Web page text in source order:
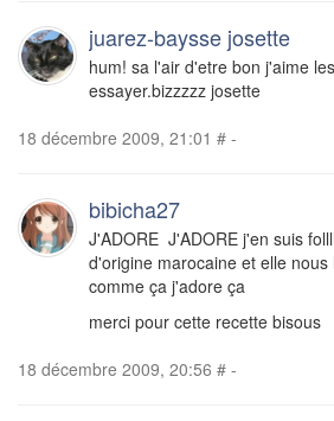
juarez-baysse josette
hum! sa l'air d'etre bon j'aime
essayer.bizzzzz josette
18 décembre 2009, 21:01 # -
bibicha27
J'ADORE J'ADORE j'en suis
d'origine marocaine et elle
comme ça j'adore ça
merci pour cette recette bisous
18 décembre 2009, 20:56 # -